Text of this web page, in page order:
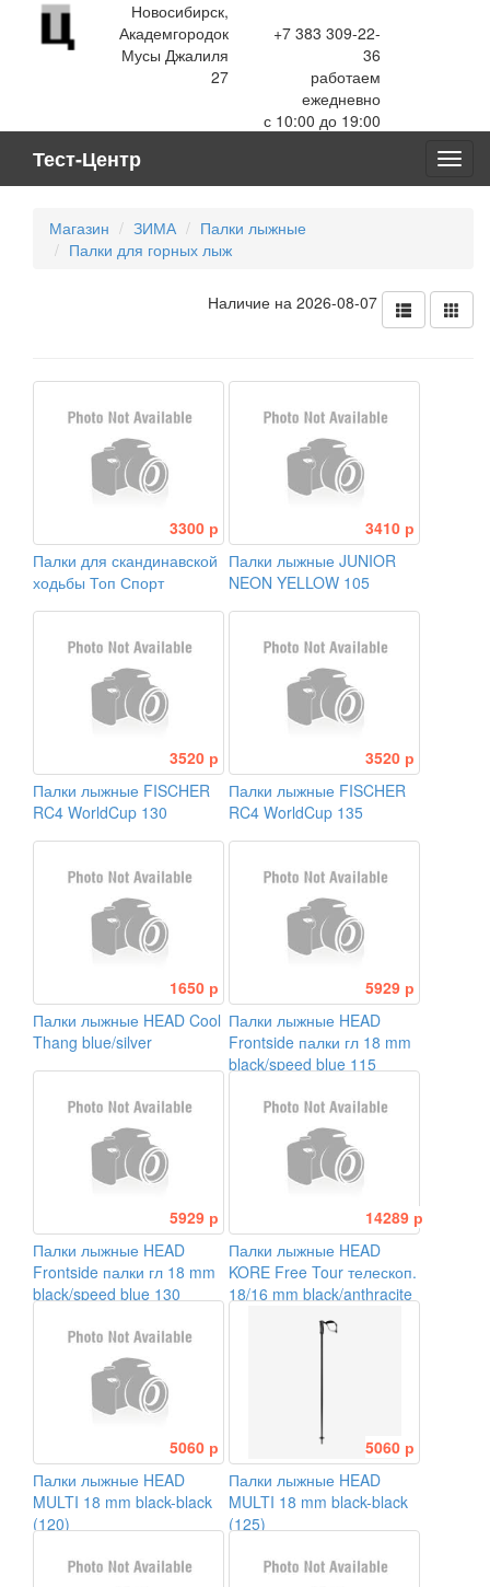
Новосибирск,
Академгородок
Мусы Джалиля
27
+7 383 309-22-
36
работаем
ежедневно
с 10:00 до 19:00
Тест-Центр
Магазин ЗИМА
Палки лыжные
Палки для горных лыж
Наличие на 2026-08-07
3300 р
Палки для скандинавской
ходьбы Топ Спорт
3410 р
Палки лыжные JUNIOR
NEON YELLOW 105
3520 р
Палки лыжные FISCHER
RC4 WorldCup 130
3520 р
Палки лыжные FISCHER
RC4 WorldCup 135
1650 р
Палки лыжные HEAD Cool
Thang blue/silver
5929 р
Палки лыжные HEAD
Frontside палки гл 18 mm
black/speed blue 115
5929 р
Палки лыжные HEAD
Frontside палки гл 18 mm
black/speed blue 130
14289 р
Палки лыжные HEAD
KORE Free Tour телескоп.
18/16 mm black/anthracite
5060 р
Палки лыжные HEAD
MULTI 18 mm black-black
(120)
5060 р
Палки лыжные HEAD
MULTI 18 mm black-black
(125)